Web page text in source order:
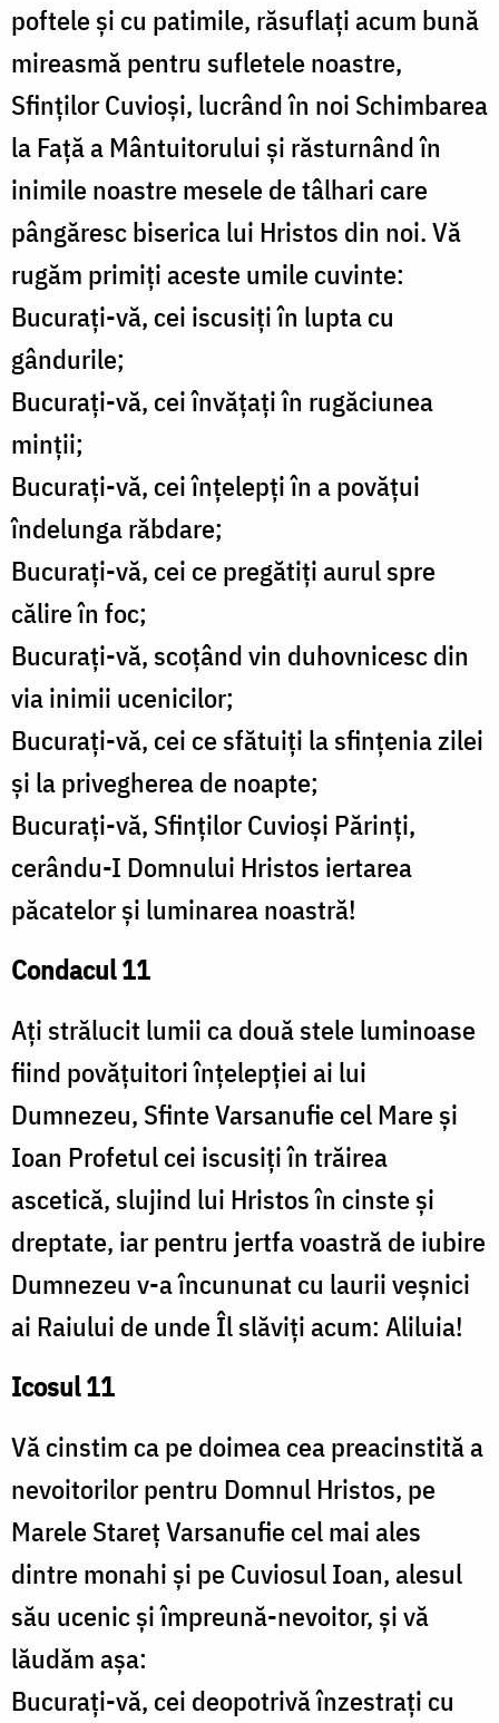
poftele și cu patimile, răsuflați acum bună
mireasmă pentru sufletele noastre,
Sfinților Cuvioși, lucrând în noi Schimbarea
la Față a Mântuitorului și răsturnând în
inimile noastre mesele de tâlhari care
pângăresc biserica lui Hristos din noi. Vă
rugăm primiți aceste umile cuvinte:
Bucurați-vă, cei iscusiți în lupta cu
gândurile;
Bucurați-vă, cei învățați în rugăciunea
minții;
Bucurați-vă, cei înțelepți în a povățui
îndelunga răbdare;
Bucurați-vă, cei ce pregătiți aurul spre
călire în foc;
Bucurați-vă, scoțând vin duhovnicesc din
via inimii ucenicilor;
Bucurați-vă, cei ce sfătuiți la sfințenia zilei
și la privegherea de noapte;
Bucurați-vă, Sfinților Cuvioși Părinți,
cerându-I Domnului Hristos iertarea
păcatelor și luminarea noastră!
Condacul 11
Ați strălucit lumii ca două stele luminoase
fiind povățuitori înțelepției ai lui
Dumnezeu, Sfinte Varsanufie cel Mare și
Ioan Profetul cei iscusiți în trăirea
ascetică, slujind lui Hristos în cinste și
dreptate, iar pentru jertfa voastră de iubire
Dumnezeu v-a încununat cu laurii veșnici
ai Raiului de unde Îl slăviți acum: Aliluia!
Icosul 11
Vă cinstim ca pe doimea cea preacinstită a
nevoitorilor pentru Domnul Hristos, pe
Marele Stareț Varsanufie cel mai ales
dintre monahi și pe Cuviosul Ioan, alesul
său ucenic și împreună-nevoitor, și vă
lăudăm așa:
Bucurați-vă, cei deopotrivă înzestrați cu